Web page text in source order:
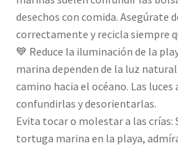
desechos con comida. Asegúrate
correctamente y recicla siempre
💙 Reduce la iluminación de la
marina dependen de la luz
camino hacia el océano. Las
confundirlas y desorientarlas.
Evita tocar o molestar a las crías:
tortuga marina en la playa,